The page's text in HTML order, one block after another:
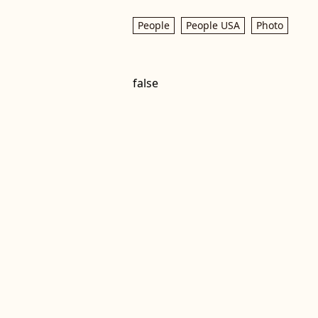
People People USA Photo
false